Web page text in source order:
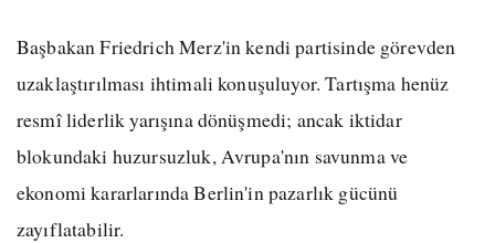
Başbakan Friedrich Merz'in kendi partisinde görevden
uzaklaştırılması ihtimali konuşuluyor. Tartışma henüz
resmî liderlik yarışına dönüşmedi; ancak iktidar
blokundaki huzursuzluk, Avrupa'nın savunma ve
ekonomi kararlarında Berlin'in pazarlık gücünü
zayıflatabilir.